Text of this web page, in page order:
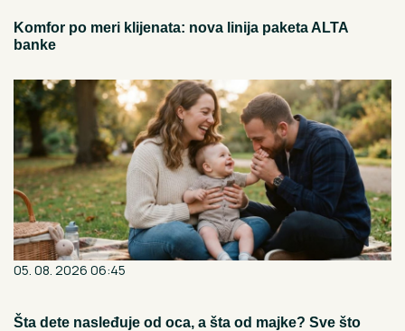
Komfor po meri klijenata: nova linija paketa ALTA
banke
05. 08. 2026 06:45
Šta dete nasleđuje od oca, a šta od majke? Sve što